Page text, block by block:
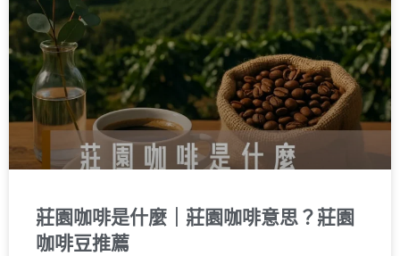
莊園咖啡是什麼｜莊園咖啡意思？莊園
咖啡豆推薦